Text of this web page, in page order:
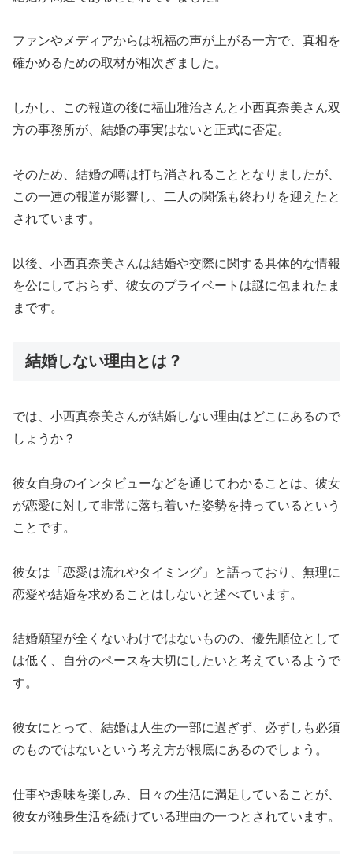
ファンやメディアからは祝福の声が上がる一方で、真相を
確かめるための取材が相次ぎました。
しかし、この報道の後に福山雅治さんと小西真奈美さん双
方の事務所が、結婚の事実はないと正式に否定。
そのため、結婚の噂は打ち消されることとなりましたが、
この一連の報道が影響し、二人の関係も終わりを迎えたと
されています。
以後、小西真奈美さんは結婚や交際に関する具体的な情報
を公にしておらず、彼女のプライベートは謎に包まれたま
まです。
結婚しない理由とは？
では、小西真奈美さんが結婚しない理由はどこにあるので
しょうか？
彼女自身のインタビューなどを通じてわかることは、彼女
が恋愛に対して非常に落ち着いた姿勢を持っているという
ことです。
彼女は「恋愛は流れやタイミング」と語っており、無理に
恋愛や結婚を求めることはしないと述べています。
結婚願望が全くないわけではないものの、優先順位として
は低く、自分のペースを大切にしたいと考えているようで
す。
彼女にとって、結婚は人生の一部に過ぎず、必ずしも必須
のものではないという考え方が根底にあるのでしょう。
仕事や趣味を楽しみ、日々の生活に満足していることが、
彼女が独身生活を続けている理由の一つとされています。